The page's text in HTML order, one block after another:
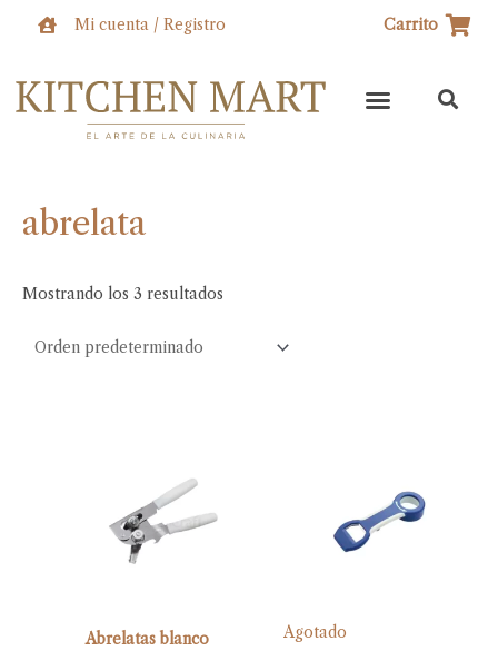
Mi cuenta / Registro Carrito
abrelata
Mostrando los 3 resultados
Abrelatas blanco
Agotado